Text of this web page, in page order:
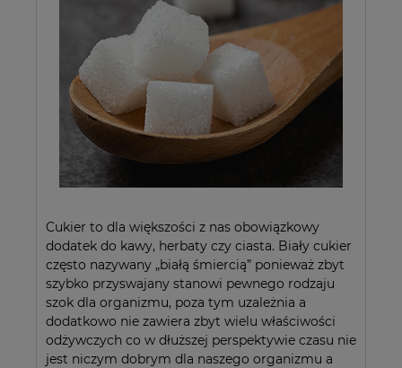
Cukier to dla większości z nas obowiązkowy
dodatek do kawy, herbaty czy ciasta. Biały cukier
często nazywany „białą śmiercią” ponieważ zbyt
szybko przyswajany stanowi pewnego rodzaju
szok dla organizmu, poza tym uzależnia a
dodatkowo nie zawiera zbyt wielu właściwości
odżywczych co w dłuższej perspektywie czasu nie
jest niczym dobrym dla naszego organizmu a